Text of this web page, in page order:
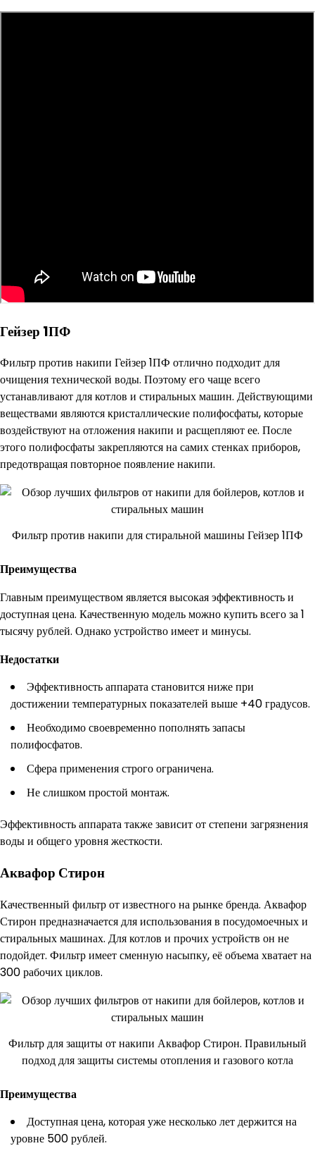
Гейзер 1ПФ
Фильтр против накипи Гейзер 1ПФ отлично подходит для
очищения технической воды. Поэтому его чаще всего
устанавливают для котлов и стиральных машин. Действующими
веществами являются кристаллические полифосфаты, которые
воздействуют на отложения накипи и расщепляют ее. После
этого полифосфаты закрепляются на самих стенках приборов,
предотвращая повторное появление накипи.
Фильтр против накипи для стиральной машины Гейзер 1ПФ
Преимущества
Главным преимуществом является высокая эффективность и
доступная цена. Качественную модель можно купить всего за 1
тысячу рублей. Однако устройство имеет и минусы.
Недостатки
Эффективность аппарата становится ниже при
достижении температурных показателей выше +40 градусов.
Необходимо своевременно пополнять запасы
полифосфатов.
Сфера применения строго ограничена.
Не слишком простой монтаж.
Эффективность аппарата также зависит от степени загрязнения
воды и общего уровня жесткости.
Аквафор Стирон
Качественный фильтр от известного на рынке бренда. Аквафор
Стирон предназначается для использования в посудомоечных и
стиральных машинах. Для котлов и прочих устройств он не
подойдет. Фильтр имеет сменную насыпку, её объема хватает на
300 рабочих циклов.
Фильтр для защиты от накипи Аквафор Стирон. Правильный
подход для защиты системы отопления и газового котла
Преимущества
Доступная цена, которая уже несколько лет держится на
уровне 500 рублей.